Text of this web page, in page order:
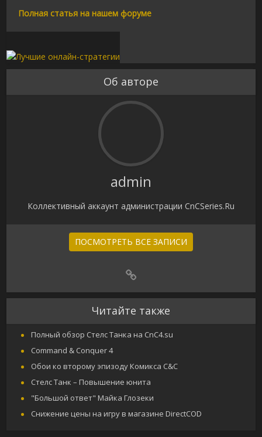
Полная статья на нашем форуме
Об авторе
admin
Коллективный аккаунт администрации CnCSeries.Ru
ПОСМОТРЕТЬ ВСЕ ЗАПИСИ
Читайте также
Полный обзор Стелс Танка на CnC4.su
Command & Conquer 4
Обои ко второму эпизоду Комикса C&C
Стелс Танк – Повышение юнита
"Большой ответ" Майка Глозеки
Снижение цены на игру в магазине DirectCOD